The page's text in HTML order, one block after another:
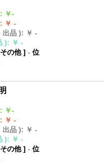
: ￥-
: ￥ -
出品 ): ￥ -
): ￥ -
その他]- 位
: ￥-
: ￥ -
出品 ): ￥ -
): ￥ -
その他]- 位